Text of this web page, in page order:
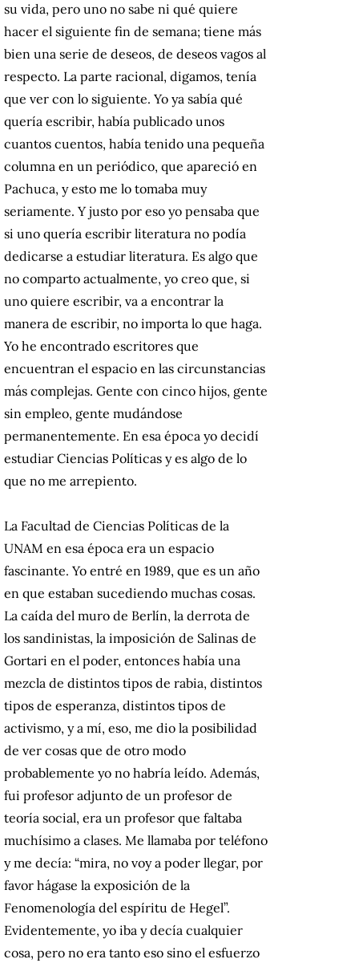
su vida, pero uno no sabe ni qué quiere
hacer el siguiente fin de semana; tiene más
bien una serie de deseos, de deseos vagos al
respecto. La parte racional, digamos, tenía
que ver con lo siguiente. Yo ya sabía qué
quería escribir, había publicado unos
cuantos cuentos, había tenido una pequeña
columna en un periódico, que apareció en
Pachuca, y esto me lo tomaba muy
seriamente. Y justo por eso yo pensaba que
si uno quería escribir literatura no podía
dedicarse a estudiar literatura. Es algo que
no comparto actualmente, yo creo que, si
uno quiere escribir, va a encontrar la
manera de escribir, no importa lo que haga.
Yo he encontrado escritores que
encuentran el espacio en las circunstancias
más complejas. Gente con cinco hijos, gente
sin empleo, gente mudándose
permanentemente. En esa época yo decidí
estudiar Ciencias Políticas y es algo de lo
que no me arrepiento.
La Facultad de Ciencias Políticas de la
UNAM en esa época era un espacio
fascinante. Yo entré en 1989, que es un año
en que estaban sucediendo muchas cosas.
La caída del muro de Berlín, la derrota de
los sandinistas, la imposición de Salinas de
Gortari en el poder, entonces había una
mezcla de distintos tipos de rabia, distintos
tipos de esperanza, distintos tipos de
activismo, y a mí, eso, me dio la posibilidad
de ver cosas que de otro modo
probablemente yo no habría leído. Además,
fui profesor adjunto de un profesor de
teoría social, era un profesor que faltaba
muchísimo a clases. Me llamaba por teléfono
y me decía: “mira, no voy a poder llegar, por
favor hágase la exposición de la
Fenomenología del espíritu de Hegel”.
Evidentemente, yo iba y decía cualquier
cosa, pero no era tanto eso sino el esfuerzo